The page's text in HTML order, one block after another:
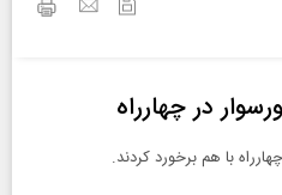
در چهارراه
با هم برخورد کردند.